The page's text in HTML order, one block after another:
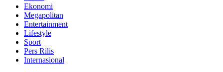
Ekonomi
Megapolitan
Entertainment
Lifestyle
Sport
Pers Rilis
Internasional